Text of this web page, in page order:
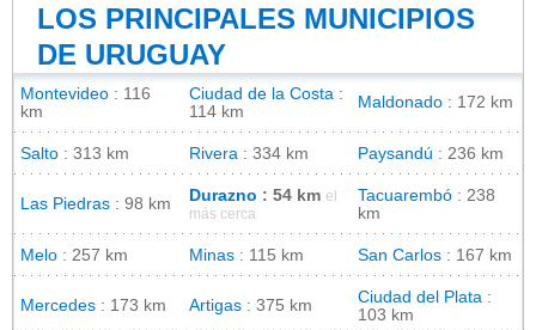
LOS PRINCIPALES MUNICIPIOS
DE URUGUAY
Montevideo : 116
km
Ciudad de la Costa :
114 km
Maldonado : 172 km
Salto : 313 km Rivera : 334 km Paysandú : 236 km
Las Piedras : 98 km Durazno : 54 km el
más cerca
Tacuarembó : 238
km
Melo : 257 km Minas : 115 km San Carlos : 167 km
Mercedes : 173 km Artigas : 375 km Ciudad del Plata :
103 km